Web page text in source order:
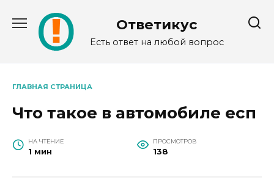
содержанию
Ответикус
Есть ответ на любой вопрос
ГЛАВНАЯ СТРАНИЦА
Что такое в автомобиле есп
НА ЧТЕНИЕ
1 мин
ПРОСМОТРОВ
138